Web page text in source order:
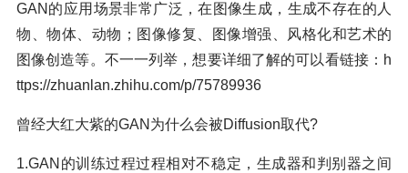
GAN的应用场景非常广泛，在图像生成，生成不存在的人
物、物体、动物；图像修复、图像增强、风格化和艺术的
图像创造等。不一一列举，想要详细了解的可以看链接：h
ttps://zhuanlan.zhihu.com/p/75789936
曾经大红大紫的GAN为什么会被Diffusion取代?
1.GAN的训练过程过程相对不稳定，生成器和判别器之间